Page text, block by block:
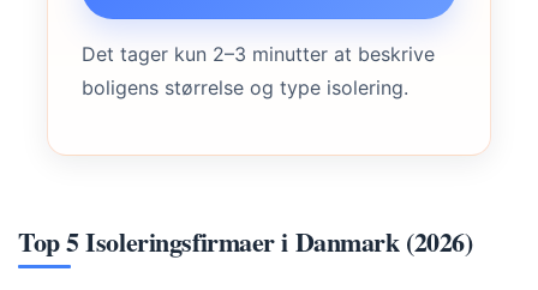
Det tager kun 2–3 minutter at beskrive
boligens størrelse og type isolering.
Top 5 Isoleringsfirmaer i Danmark (2026)